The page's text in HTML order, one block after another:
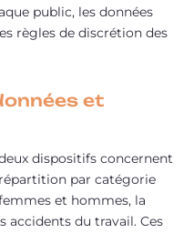
public, les données
règles de discrétion des
et
dispositifs concernent
par catégorie
et hommes, la
accidents du travail. Ces